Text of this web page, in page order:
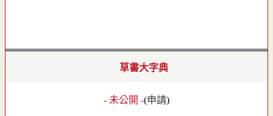
草書大字典
- 未公開 -(申請)